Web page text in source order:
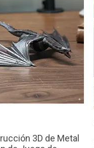
3D de Metal